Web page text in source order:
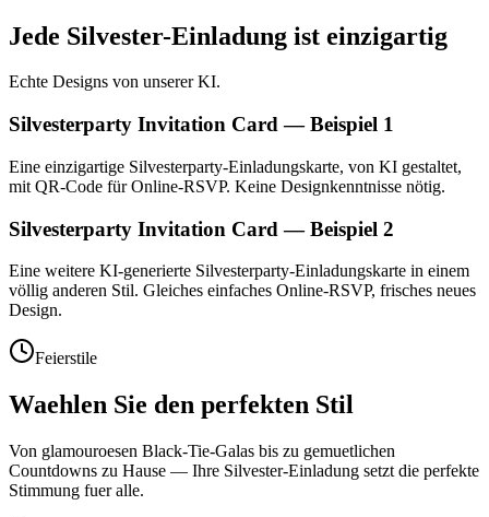
Jede Silvester-Einladung ist einzigartig
Echte Designs von unserer KI.
Silvesterparty Invitation Card — Beispiel 1
Eine einzigartige Silvesterparty-Einladungskarte, von KI gestaltet,
mit QR-Code für Online-RSVP. Keine Designkenntnisse nötig.
Silvesterparty Invitation Card — Beispiel 2
Eine weitere KI-generierte Silvesterparty-Einladungskarte in einem
völlig anderen Stil. Gleiches einfaches Online-RSVP, frisches neues
Design.
Feierstile
Waehlen Sie den perfekten Stil
Von glamouroesen Black-Tie-Galas bis zu gemuetlichen
Countdowns zu Hause — Ihre Silvester-Einladung setzt die perfekte
Stimmung fuer alle.